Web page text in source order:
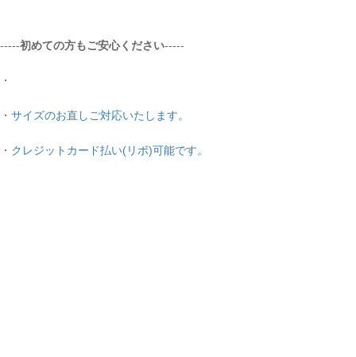
-----初めての方もご安心ください-----
・
・ サイズのお直しご対応いたします。
・ クレジットカード払い(リボ)可能です。